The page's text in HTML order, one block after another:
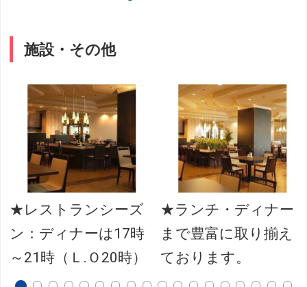
施設・その他
★レストランシーズ
ン：ディナーは17時
～21時（Ｌ.Ｏ20時）
★ランチ・ディナー
まで豊富に取り揃え
ております。